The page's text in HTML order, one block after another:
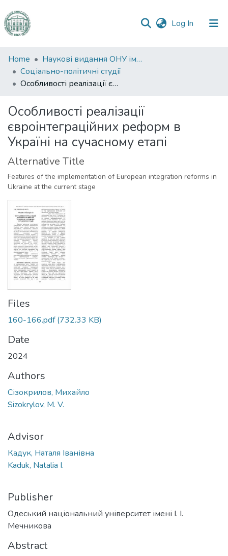
Log In (current)
Communities
&
Collections
Statistics
Home
Наукові видання ОНУ імені І. І. Мечникова
Соціально-політичні студії
Особливості реалізації євроінтеграційних реформ в Україні на сучасному етапі
Особливості реалізації
євроінтеграційних реформ в
Україні на сучасному етапі
Alternative Title
Features of the implementation of European integration reforms in
Ukraine at the current stage
Files
160-166.pdf(732.33 KB)
Date
2024
Authors
Сізокрилов, Михайло
Sizokrylov, M. V.
Advisor
Кадук, Наталя Іванівна
Kaduk, Natalia I.
Publisher
Одеський національний університет імені І. І.
Мечникова
Abstract